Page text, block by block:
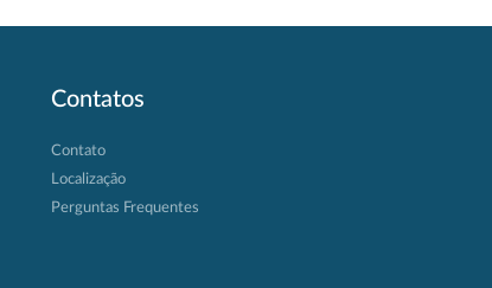
Contatos
Contato
Localização
Perguntas Frequentes